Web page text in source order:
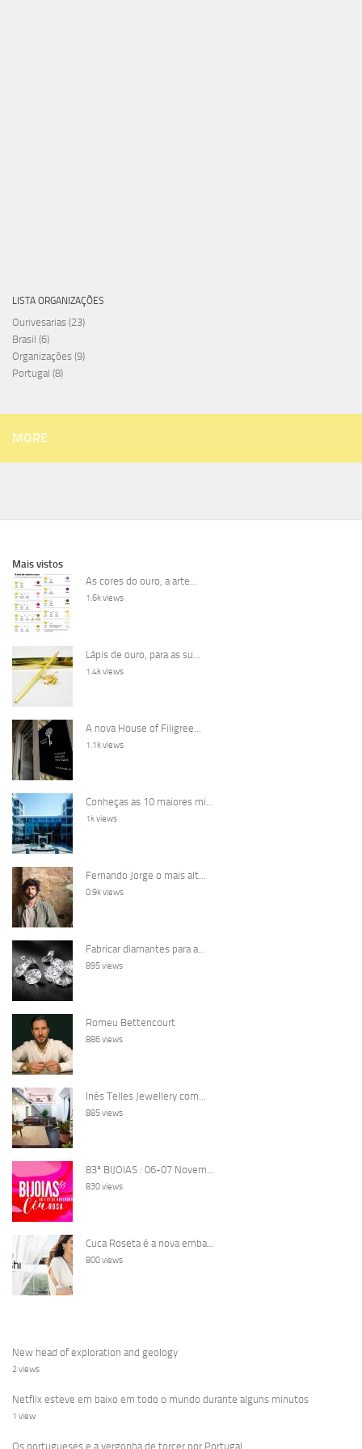
LISTA ORGANIZAÇÕES
Ourivesarias (23)
Brasil (6)
Organizações (9)
Portugal (8)
MORE
Mais vistos
As cores do ouro, a arte...
1.6k views
Lápis de ouro, para as su...
1.4k views
A nova House of Filigree...
1.1k views
Conheças as 10 maiores mi...
1k views
Fernando Jorge o mais alt...
0.9k views
Fabricar diamantes para a...
895 views
Romeu Bettencourt
886 views
Inês Telles Jewellery com...
885 views
83ª BIJOIAS : 06-07 Novem...
830 views
Cuca Roseta é a nova emba...
800 views
New head of exploration and geology
2 views
Netflix esteve em baixo em todo o mundo durante alguns minutos
1 view
Os portugueses e a vergonha de torcer por Portugal